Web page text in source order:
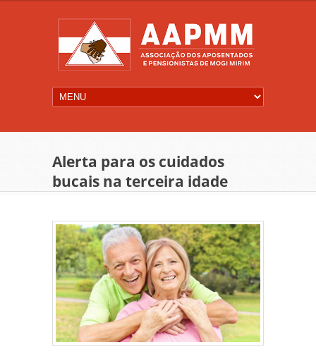
Alerta para os cuidados
bucais na terceira idade